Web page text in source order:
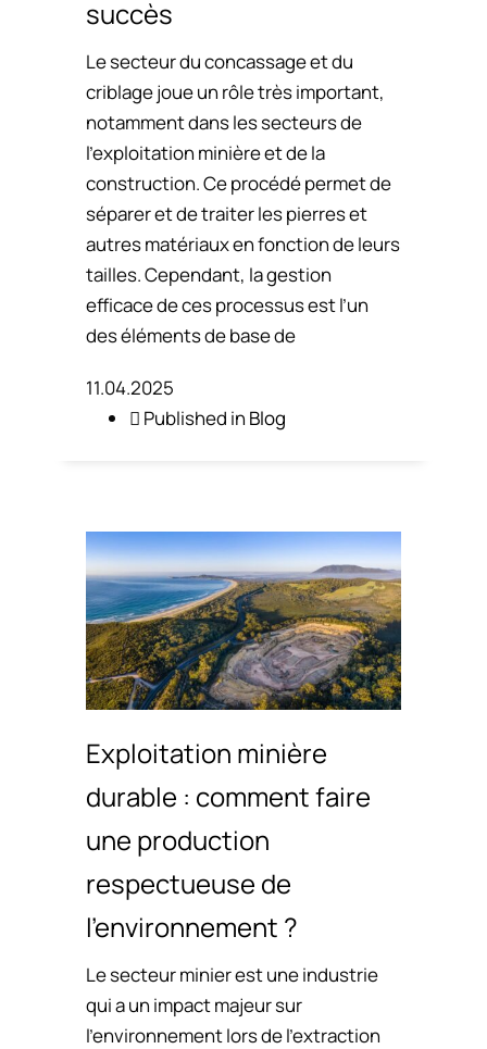
succès
Le secteur du concassage et du
criblage joue un rôle très important,
notamment dans les secteurs de
l’exploitation minière et de la
construction. Ce procédé permet de
séparer et de traiter les pierres et
autres matériaux en fonction de leurs
tailles. Cependant, la gestion
efficace de ces processus est l’un
des éléments de base de
11.04.2025
Published in Blog
Exploitation minière
durable : comment faire
une production
respectueuse de
l’environnement ?
Le secteur minier est une industrie
qui a un impact majeur sur
l’environnement lors de l’extraction